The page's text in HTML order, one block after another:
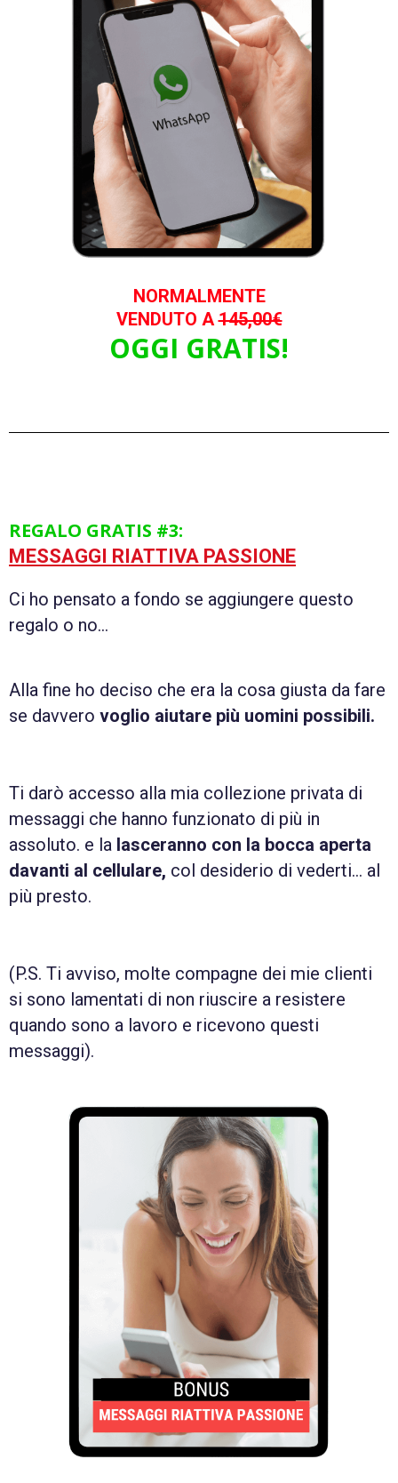
NORMALMENTE
VENDUTO A145,00€
OGGI GRATIS!
REGALO GRATIS #3:
MESSAGGI RIATTIVA PASSIONE
Ci ho pensato a fondo se aggiungere questo
regalo o no…
Alla fine ho deciso che era la cosa giusta da fare
se davvero voglio aiutare più uomini possibili.
Ti darò accesso alla mia collezione privata di
messaggi che hanno funzionato di più in
assoluto. e la lasceranno con la bocca aperta
davanti al cellulare, col desiderio di vederti… al
più presto.
(P.S. Ti avviso, molte compagne dei mie clienti
si sono lamentati di non riuscire a resistere
quando sono a lavoro e ricevono questi
messaggi).